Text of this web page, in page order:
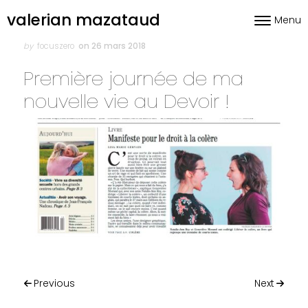
valerian mazataud ToggleMenu
Author
Posted
by focuszero on
on 26 mars 2018
Première journée de ma
nouvelle vie au Devoir !
Post navigation
Previous Next